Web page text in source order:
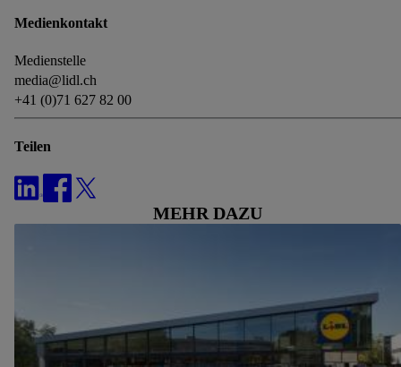
Medienkontakt
Medienstelle
media@lidl.ch
+41 (0)71 627 82 00
Teilen
MEHR DAZU